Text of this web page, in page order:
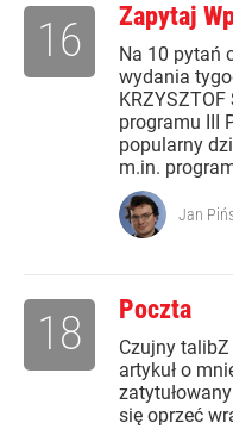
Zapytaj
Na 10 pytań
wydania
KRZYSZTOF
programu III
popularny
m.in.
16
Jan
Poczta
Czujny
artykuł o
się oprzeć
18